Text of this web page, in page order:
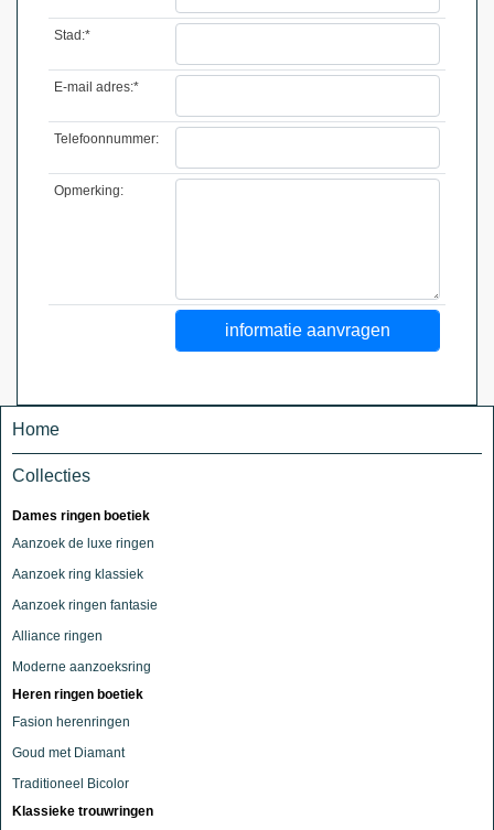
Stad:*
E-mail adres:*
Telefoonnummer:
Opmerking:
Home
Collecties
Dames ringen boetiek
Aanzoek de luxe ringen
Aanzoek ring klassiek
Aanzoek ringen fantasie
Alliance ringen
Moderne aanzoeksring
Heren ringen boetiek
Fasion herenringen
Goud met Diamant
Traditioneel Bicolor
Klassieke trouwringen